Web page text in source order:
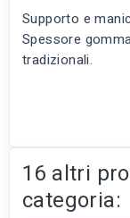
Supporto e
Spessore
tradizionali.
16 altri
categoria: